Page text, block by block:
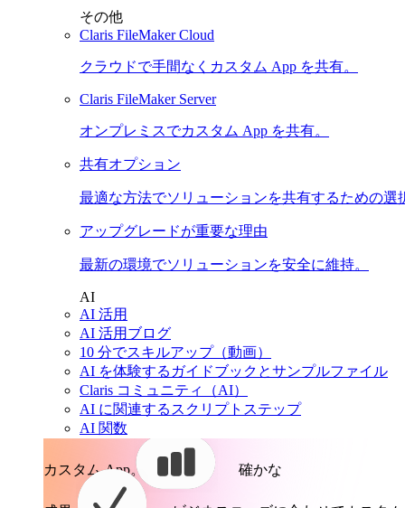
その他
Claris FileMaker Cloud
クラウドで手間なくカスタム App を共有。
Claris FileMaker Server
オンプレミスでカスタム App を共有。
共有オプション
最適な方法でソリューションを共有するための選
アップグレードが重要な理由
最新の環境でソリューションを安全に維持。
AI
AI 活用
AI 活用ブログ
10 分でスキルアップ（動画）
AI を体験するガイドブックとサンプルファイル
Claris コミュニティ（AI）
AI に関連するスクリプトステップ
AI 関数
カスタム App。 確かな